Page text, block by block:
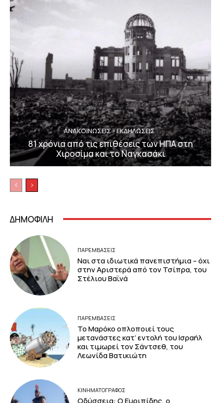
ΑΝΑΚΟΙΝΩΣΕΙΣ - ΕΚΔΗΛΩΣΕΙΣ
81 χρόνια από τις επιθέσεις των ΗΠΑ στη
Χιροσίμα και το Ναγκασάκι
ΔΗΜΟΦΙΛΗ
ΠΑΡΕΜΒΑΣΕΙΣ
Ναι στα ιδιωτικά πανεπιστήμια – όχι
στην Αριστερά από τον Τσίπρα, του
Στέλιου Βαϊνά
ΠΑΡΕΜΒΑΣΕΙΣ
Το Μαρόκο οπλοποιεί τους
μετανάστες κατ’ εντολή του Ισραήλ
και τιμωρεί τον Σάντσεθ, του
Λεωνίδα Βατικιώτη
ΚΙΝΗΜΑΤΟΓΡΆΦΟΣ
Οδύσσεια: Ο Ευριπίδης, ο